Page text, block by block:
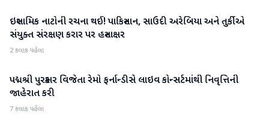
આંતરરાષ્ટ્રીય
ઇસ્લામિક નાટોની રચના થઈ! પાકિસ્તાન, સાઉદી અરેબિયા અને તુર્કીએ
સંયુક્ત સંરક્ષણ કરાર પર હસ્તાક્ષર
2 કલાક પહેલા
આંતરરાષ્ટ્રીય
પદ્મશ્રી પુરસ્કાર વિજેતા રેમો ફર્નાન્ડીસે લાઇવ કોન્સર્ટમાંથી નિવૃત્તિની
જાહેરાત કરી
7 કલાક પહેલા